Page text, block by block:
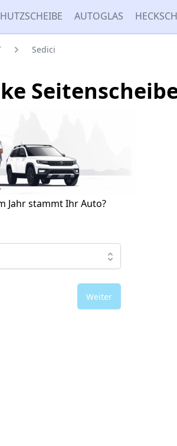
AUTOGLAS
Sedici
Jahr stammt Ihr Auto?
Weiter